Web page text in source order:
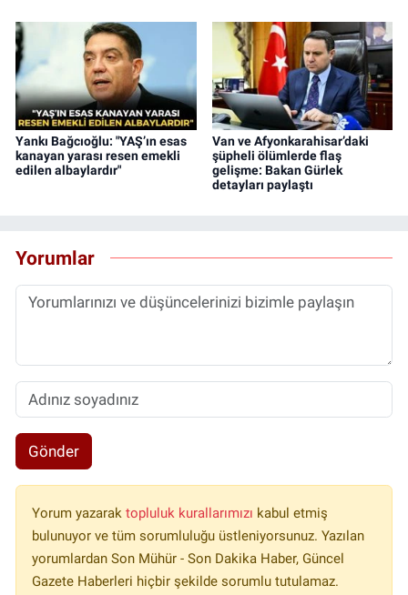
Yankı Bağcıoğlu: "YAŞ’ın esas
kanayan yarası resen emekli
edilen albaylardır"
Van ve Afyonkarahisar’daki
şüpheli ölümlerde flaş
gelişme: Bakan Gürlek
detayları paylaştı
Yorumlar
Gönder
Yorum yazarak topluluk kurallarımızı kabul etmiş
bulunuyor ve tüm sorumluluğu üstleniyorsunuz. Yazılan
yorumlardan Son Mühür - Son Dakika Haber, Güncel
Gazete Haberleri hiçbir şekilde sorumlu tutulamaz.